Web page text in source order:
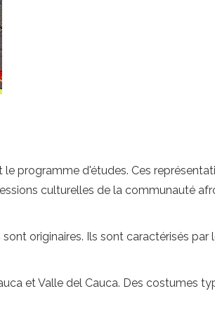
le programme d'études. Ces
culturelles de la communauté
originaires. Ils sont caractérisés par
et Valle del Cauca. Des costumes